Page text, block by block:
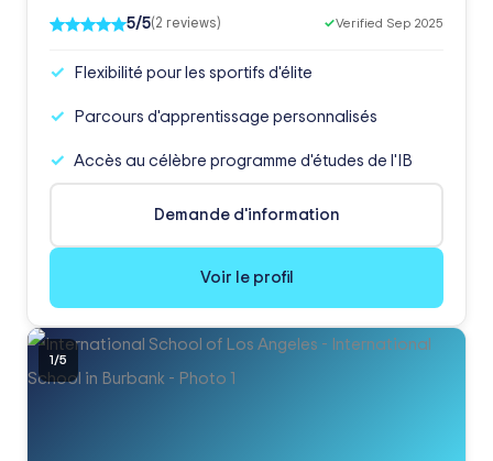
5/5(2 reviews) ✓Verified Sep 2025
Flexibilité pour les sportifs d'élite
Parcours d'apprentissage personnalisés
Accès au célèbre programme d'études de l'IB
Demande d'information
Voir le profil
1/5